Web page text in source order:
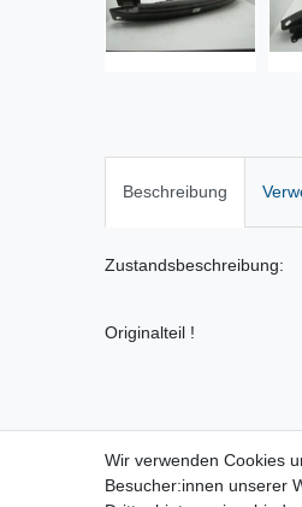
Beschreibung
Zustandsbeschreibung:
Originalteil !
Wir verwenden Cookies
Besucher:innen unserer